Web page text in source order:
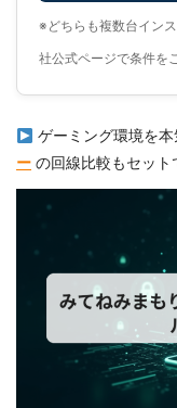
※どちらも複数台イン
社公式ページで条件を
ゲーミング環境を
ー の回線比較もセット